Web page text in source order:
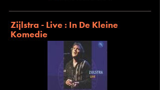
Zijlstra - Live : In De Kleine
Komedie